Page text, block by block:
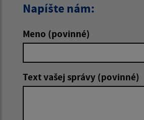
Napíšte nám:
Meno (povinné)
Text vašej správy (povinné)